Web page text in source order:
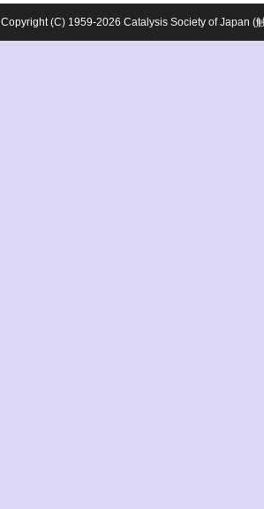
Copyright (C) 1959-2026 Catalysis Society of Japan (